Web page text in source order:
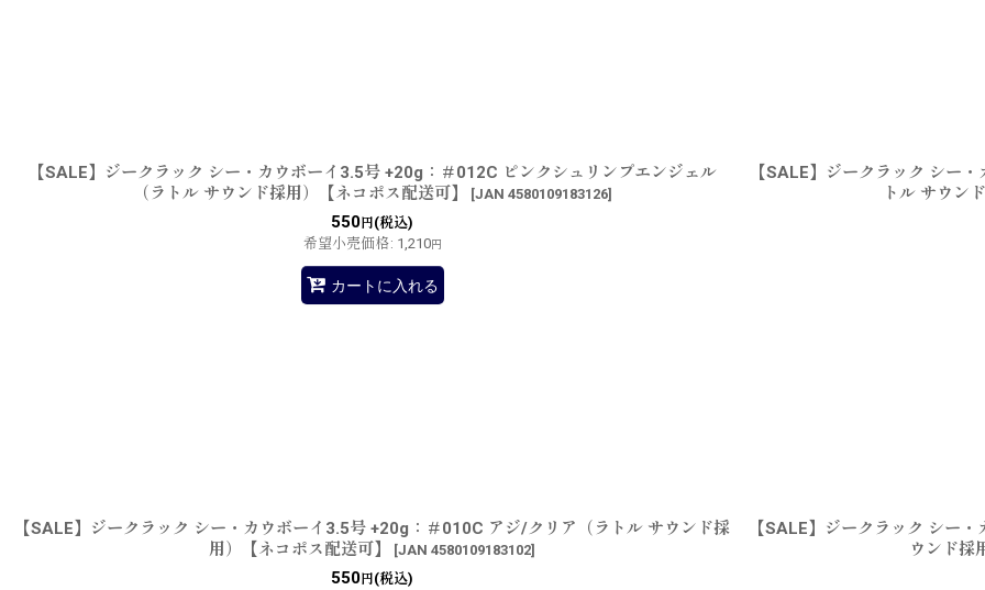
【SALE】ジークラック シー・カウボーイ3.5号 +20g：＃012C ピンクシュリンプエンジェル
（ラトル サウンド採用）【ネコポス配送可】
[JAN 4580109183126]
550 円(税込)
希望小売価格: 1,210円
カートに入れる
【SALE】ジークラック シー
トル サウン
【SALE】ジークラック シー・カウボーイ3.5号 +20g：＃010C アジ/クリア（ラトル サウンド採
用）【ネコポス配送可】
[JAN 4580109183102]
550 円(税込)
【SALE】ジークラック シー
ウンド採